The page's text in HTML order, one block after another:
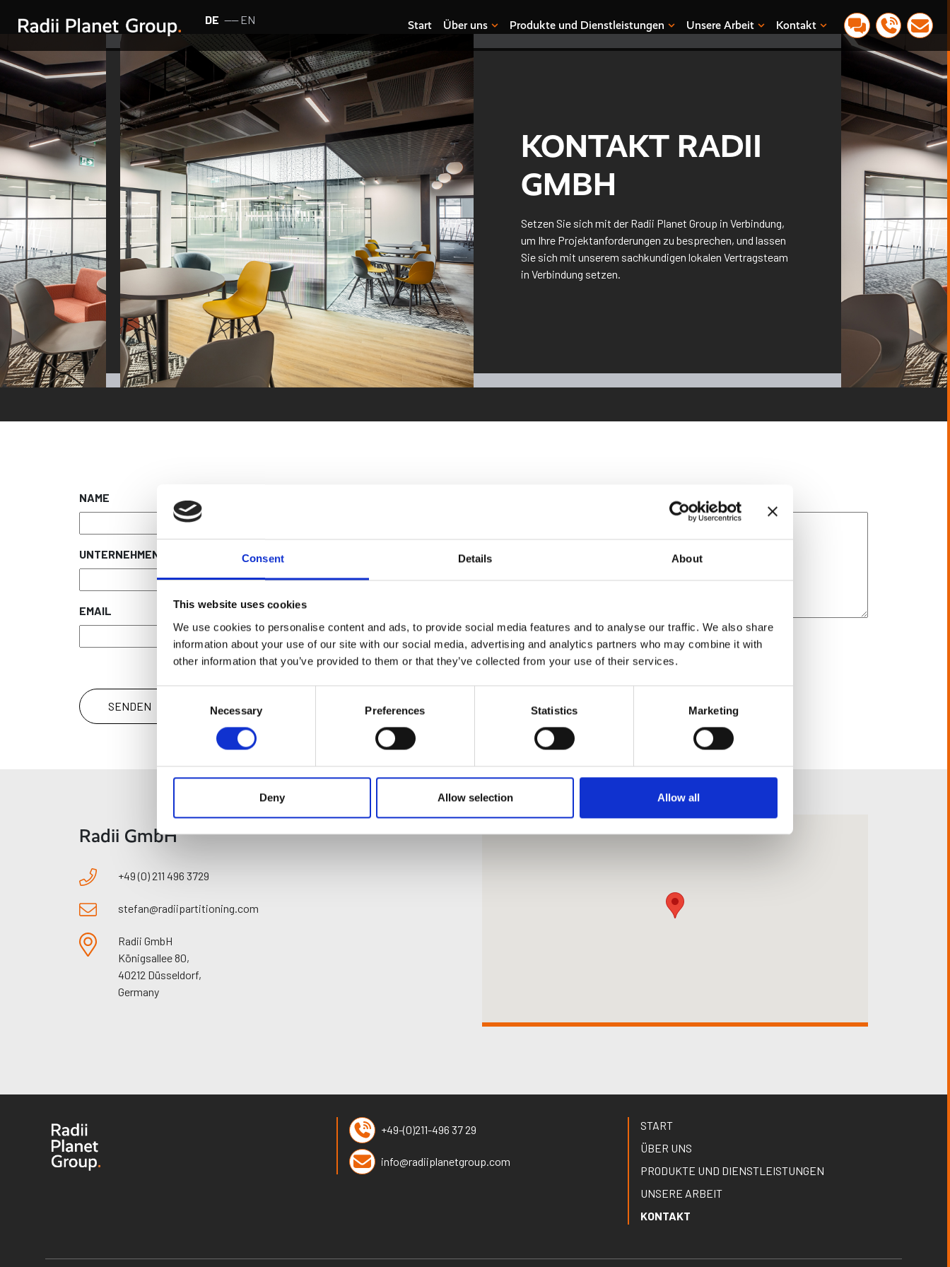
Consent Details About
This website uses cookies
We use cookies to personalise content and ads, to provide social media features and to analyse our traffic. We also share
information about your use of our site with our social media, advertising and analytics partners who may combine it with
other information that you’ve provided to them or that they’ve collected from your use of their services.
Necessary Preferences Statistics Marketing
Deny Allow selection Allow all
DE EN Start Über uns Produkte und Dienstleistungen Unsere Arbeit Kontakt
KONTAKT RADII
GMBH
Setzen Sie sich mit der Radii Planet Group in Verbindung,
um Ihre Projektanforderungen zu besprechen, und lassen
Sie sich mit unserem sachkundigen lokalen Vertragsteam
in Verbindung setzen.
NAME
UNTERNEHMEN
EMAIL
SENDEN
Radii GmbH
+49 (0) 211 496 3729
stefan@radiipartitioning.com
Radii GmbH
Königsallee 80,
40212 Düsseldorf,
Germany
+49-(0)211-496 37 29
info@radiiplanetgroup.com
START
ÜBER UNS
PRODUKTE UND DIENSTLEISTUNGEN
UNSERE ARBEIT
KONTAKT